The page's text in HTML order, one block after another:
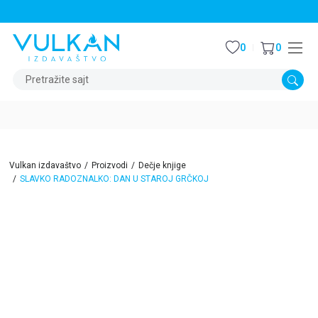
Pretražite sajt
0 0
Vulkan izdavaštvo Proizvodi
Dečje knjige
SLAVKO RADOZNALKO: DAN U STAROJ GRČKOJ